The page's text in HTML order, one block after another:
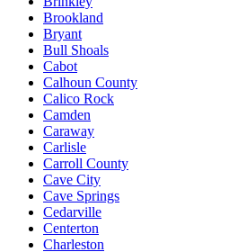
Brookland
Bryant
Bull Shoals
Cabot
Calhoun County
Calico Rock
Camden
Caraway
Carlisle
Carroll County
Cave City
Cave Springs
Cedarville
Centerton
Charleston